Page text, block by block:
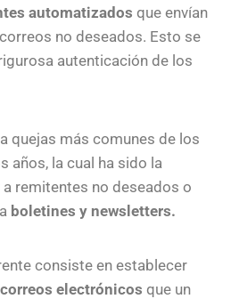
automatizados que envían
no deseados. Esto se
autenticación de los
quejas más comunes de los
años, la cual ha sido la
remitentes no deseados o
boletines y newsletters.
consiste en establecer
correos electrónicos que un